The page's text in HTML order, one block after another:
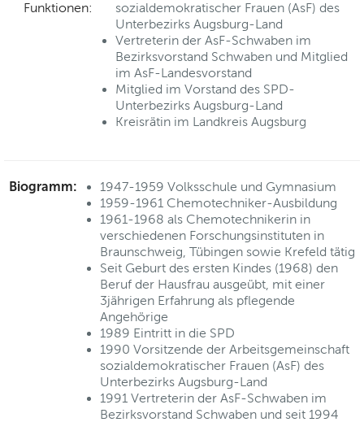
Funktionen:
sozialdemokratischer Frauen (AsF) des
Unterbezirks Augsburg-Land
Vertreterin der AsF-Schwaben im
Bezirksvorstand Schwaben und Mitglied
im AsF-Landesvorstand
Mitglied im Vorstand des SPD-
Unterbezirks Augsburg-Land
Kreisrätin im Landkreis Augsburg
Biogramm:
1947-1959 Volksschule und Gymnasium
1959-1961 Chemotechniker-Ausbildung
1961-1968 als Chemotechnikerin in
verschiedenen Forschungsinstituten in
Braunschweig, Tübingen sowie Krefeld tätig
Seit Geburt des ersten Kindes (1968) den
Beruf der Hausfrau ausgeübt, mit einer
3jährigen Erfahrung als pflegende
Angehörige
1989 Eintritt in die SPD
1990 Vorsitzende der Arbeitsgemeinschaft
sozialdemokratischer Frauen (AsF) des
Unterbezirks Augsburg-Land
1991 Vertreterin der AsF-Schwaben im
Bezirksvorstand Schwaben und seit 1994